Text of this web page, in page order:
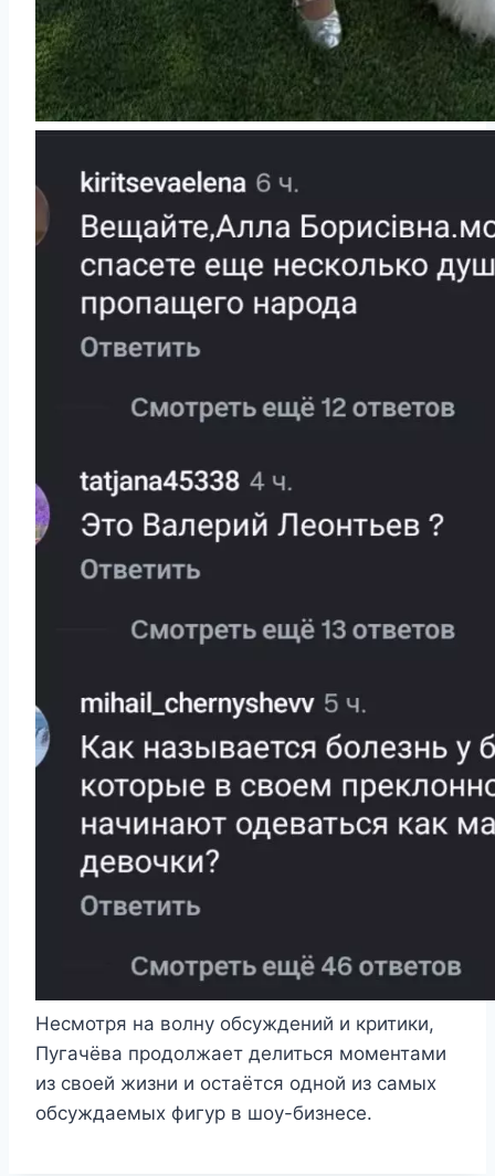
Несмотря на волну обсуждений и критики,
Пугачёва продолжает делиться моментами
из своей жизни и остаётся одной из самых
обсуждаемых фигур в шоу-бизнесе.